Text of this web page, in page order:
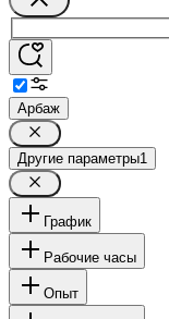
Арбаж
Другие параметры1
График
Рабочие часы
Опыт